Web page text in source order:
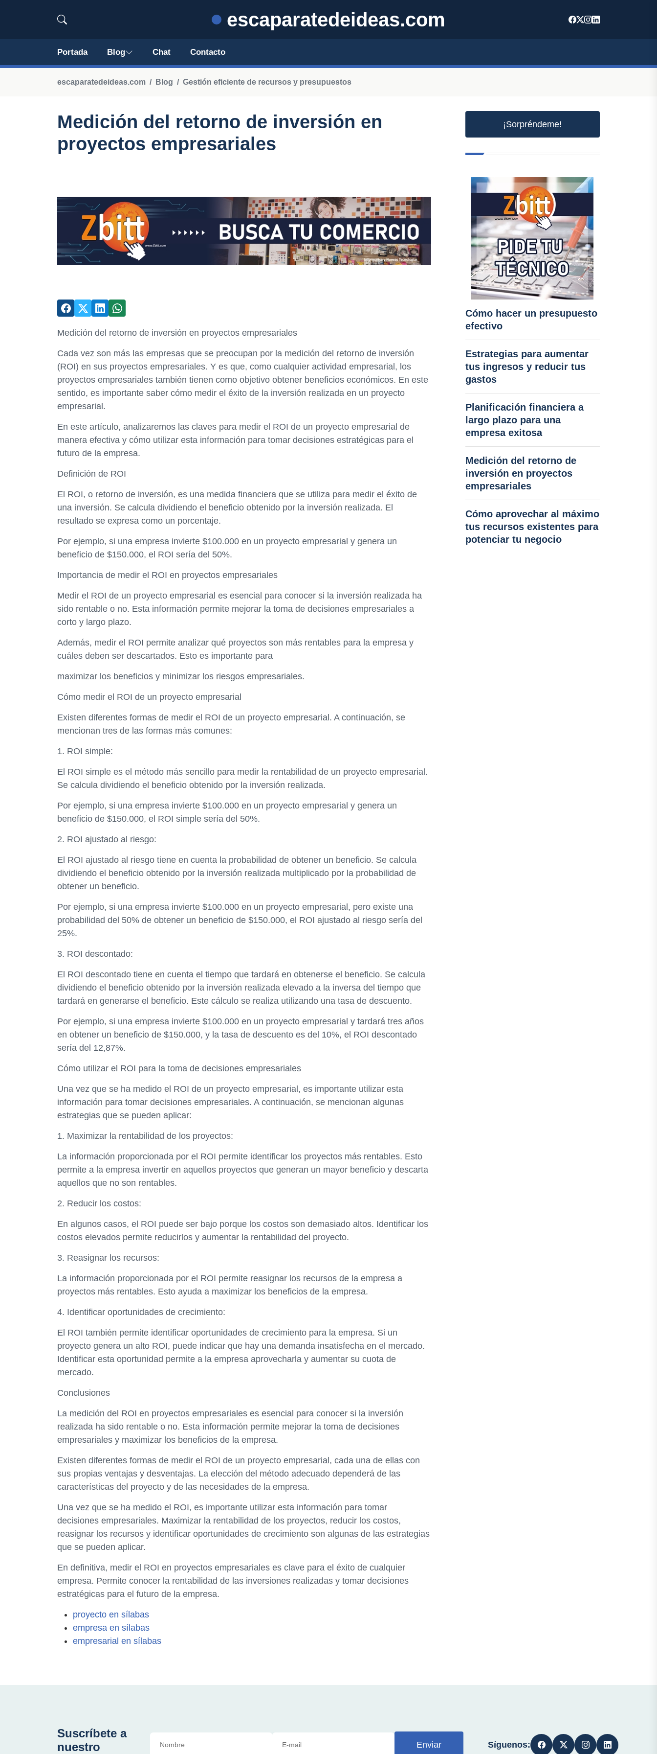
escaparatedeideas.com
Portada Blog Chat Contacto
escaparatedeideas.com Blog Gestión eficiente de recursos y presupuestos
Medición del retorno de inversión en
proyectos empresariales
Medición del retorno de inversión en proyectos empresariales
Cada vez son más las empresas que se preocupan por la medición del retorno de inversión
(ROI) en sus proyectos empresariales. Y es que, como cualquier actividad empresarial, los
proyectos empresariales también tienen como objetivo obtener beneficios económicos. En este
sentido, es importante saber cómo medir el éxito de la inversión realizada en un proyecto
empresarial.
En este artículo, analizaremos las claves para medir el ROI de un proyecto empresarial de
manera efectiva y cómo utilizar esta información para tomar decisiones estratégicas para el
futuro de la empresa.
Definición de ROI
El ROI, o retorno de inversión, es una medida financiera que se utiliza para medir el éxito de
una inversión. Se calcula dividiendo el beneficio obtenido por la inversión realizada. El
resultado se expresa como un porcentaje.
Por ejemplo, si una empresa invierte $100.000 en un proyecto empresarial y genera un
beneficio de $150.000, el ROI sería del 50%.
Importancia de medir el ROI en proyectos empresariales
Medir el ROI de un proyecto empresarial es esencial para conocer si la inversión realizada ha
sido rentable o no. Esta información permite mejorar la toma de decisiones empresariales a
corto y largo plazo.
Además, medir el ROI permite analizar qué proyectos son más rentables para la empresa y
cuáles deben ser descartados. Esto es importante para
maximizar los beneficios y minimizar los riesgos empresariales.
Cómo medir el ROI de un proyecto empresarial
Existen diferentes formas de medir el ROI de un proyecto empresarial. A continuación, se
mencionan tres de las formas más comunes:
1. ROI simple:
El ROI simple es el método más sencillo para medir la rentabilidad de un proyecto empresarial.
Se calcula dividiendo el beneficio obtenido por la inversión realizada.
Por ejemplo, si una empresa invierte $100.000 en un proyecto empresarial y genera un
beneficio de $150.000, el ROI simple sería del 50%.
2. ROI ajustado al riesgo:
El ROI ajustado al riesgo tiene en cuenta la probabilidad de obtener un beneficio. Se calcula
dividiendo el beneficio obtenido por la inversión realizada multiplicado por la probabilidad de
obtener un beneficio.
Por ejemplo, si una empresa invierte $100.000 en un proyecto empresarial, pero existe una
probabilidad del 50% de obtener un beneficio de $150.000, el ROI ajustado al riesgo sería del
25%.
3. ROI descontado:
El ROI descontado tiene en cuenta el tiempo que tardará en obtenerse el beneficio. Se calcula
dividiendo el beneficio obtenido por la inversión realizada elevado a la inversa del tiempo que
tardará en generarse el beneficio. Este cálculo se realiza utilizando una tasa de descuento.
Por ejemplo, si una empresa invierte $100.000 en un proyecto empresarial y tardará tres años
en obtener un beneficio de $150.000, y la tasa de descuento es del 10%, el ROI descontado
sería del 12,87%.
Cómo utilizar el ROI para la toma de decisiones empresariales
Una vez que se ha medido el ROI de un proyecto empresarial, es importante utilizar esta
información para tomar decisiones empresariales. A continuación, se mencionan algunas
estrategias que se pueden aplicar:
1. Maximizar la rentabilidad de los proyectos:
La información proporcionada por el ROI permite identificar los proyectos más rentables. Esto
permite a la empresa invertir en aquellos proyectos que generan un mayor beneficio y descarta
aquellos que no son rentables.
2. Reducir los costos:
En algunos casos, el ROI puede ser bajo porque los costos son demasiado altos. Identificar los
costos elevados permite reducirlos y aumentar la rentabilidad del proyecto.
3. Reasignar los recursos:
La información proporcionada por el ROI permite reasignar los recursos de la empresa a
proyectos más rentables. Esto ayuda a maximizar los beneficios de la empresa.
4. Identificar oportunidades de crecimiento:
El ROI también permite identificar oportunidades de crecimiento para la empresa. Si un
proyecto genera un alto ROI, puede indicar que hay una demanda insatisfecha en el mercado.
Identificar esta oportunidad permite a la empresa aprovecharla y aumentar su cuota de
mercado.
Conclusiones
La medición del ROI en proyectos empresariales es esencial para conocer si la inversión
realizada ha sido rentable o no. Esta información permite mejorar la toma de decisiones
empresariales y maximizar los beneficios de la empresa.
Existen diferentes formas de medir el ROI de un proyecto empresarial, cada una de ellas con
sus propias ventajas y desventajas. La elección del método adecuado dependerá de las
características del proyecto y de las necesidades de la empresa.
Una vez que se ha medido el ROI, es importante utilizar esta información para tomar
decisiones empresariales. Maximizar la rentabilidad de los proyectos, reducir los costos,
reasignar los recursos y identificar oportunidades de crecimiento son algunas de las estrategias
que se pueden aplicar.
En definitiva, medir el ROI en proyectos empresariales es clave para el éxito de cualquier
empresa. Permite conocer la rentabilidad de las inversiones realizadas y tomar decisiones
estratégicas para el futuro de la empresa.
proyecto en sílabas
empresa en sílabas
empresarial en sílabas
¡Sorpréndeme!
Cómo hacer un presupuesto
efectivo
Estrategias para aumentar
tus ingresos y reducir tus
gastos
Planificación financiera a
largo plazo para una
empresa exitosa
Medición del retorno de
inversión en proyectos
empresariales
Cómo aprovechar al máximo
tus recursos existentes para
potenciar tu negocio
Suscríbete a
nuestro
Enviar Síguenos: